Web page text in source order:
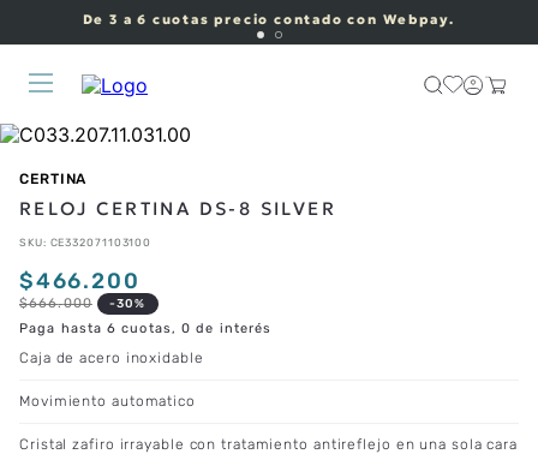
De 3 a 6 cuotas precio contado con Webpay.
CERTINA
RELOJ CERTINA DS-8 SILVER
SKU: CE332071103100
$466.200
$666.000 30%
Paga hasta 6 cuotas, 0 de interés
Caja de acero inoxidable
Movimiento automatico
Cristal zafiro irrayable con tratamiento antireflejo en una sola cara